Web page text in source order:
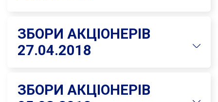
ЗБОРИ АКЦІОНЕРІВ
27.04.2018
ЗБОРИ АКЦІОНЕРІВ